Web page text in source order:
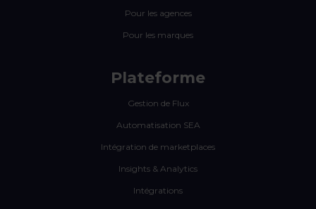
Pour les agences
Pour les marques
Plateforme
Gestion de Flux
Automatisation SEA
Intégration de marketplaces
Insights & Analytics
Intégrations